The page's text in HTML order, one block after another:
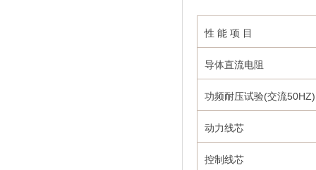
性 能 项 目
导体直流电阻
功频耐压试验(交流50HZ)
动力线芯
控制线芯